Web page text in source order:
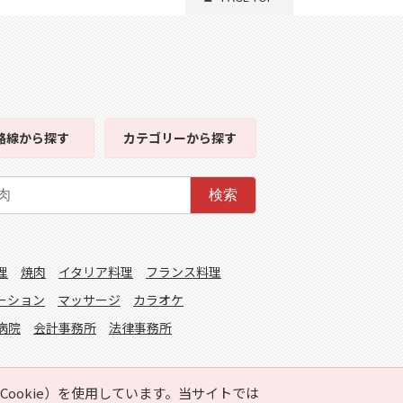
）を使用しています。当サイトでは
線から探す カテゴリーから探す
検索
焼肉 イタリア料理
フランス料理
ション マッサージ
カラオケ
院 会計事務所 法律事務所